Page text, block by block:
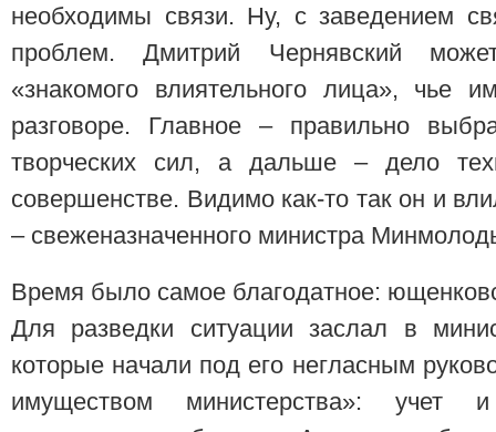
необходимы связи. Ну, с заведением
проблем. Дмитрий Чернявский
«знакомого влиятельного лица», чье
разговоре. Главное – правильно
творческих сил, а дальше – дело
совершенстве. Видимо как-то так он и
– свеженазначенного министра
Время было самое благодатное:
Для разведки ситуации заслал в
которые начали под его негласным
имуществом министерства»: учет